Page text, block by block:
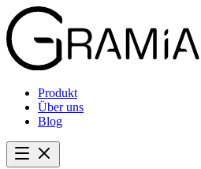
Produkt
Über uns
Blog